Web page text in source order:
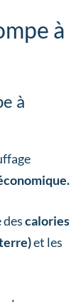
à
à
calories
et les